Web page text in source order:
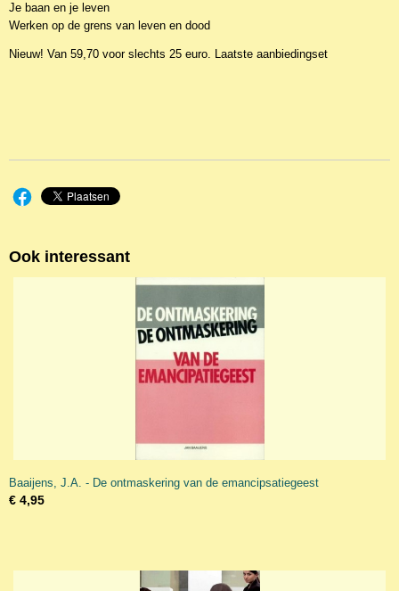
Je baan en je leven
Werken op de grens van leven en dood
Nieuw! Van 59,70 voor slechts 25 euro. Laatste aanbiedingset
Ook interessant
Baaijens, J.A. - De ontmaskering van de emancipsatiegeest
€ 4,95